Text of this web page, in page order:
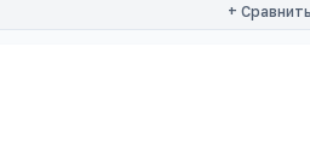
+ Сравнить